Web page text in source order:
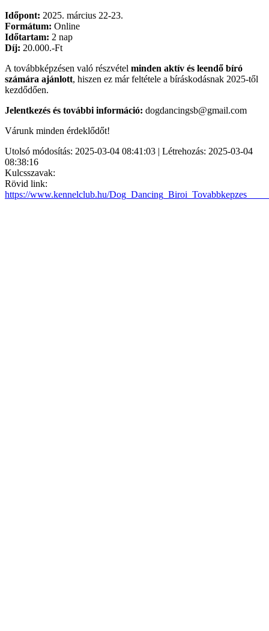
Időpont: 2025. március 22-23.
Formátum: Online
Időtartam: 2 nap
Díj: 20.000.-Ft
A továbbképzésen való részvétel minden aktív és leendő bíró
számára ajánlott, hiszen ez már feltétele a bíráskodásnak 2025-től
kezdődően.
Jelentkezés és további információ: dogdancingsb@gmail.com
Várunk minden érdeklődőt!
Utolsó módosítás: 2025-03-04 08:41:03 | Létrehozás: 2025-03-04
08:38:16
Kulcsszavak:
Rövid link:
https://www.kennelclub.hu/